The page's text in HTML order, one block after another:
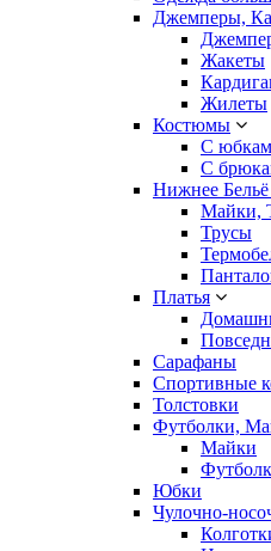
Джемперы,
Жакеты
Жилеты
Костюмы
С
С
Нижнее
Майки,
Трусы
Платья
Сарафаны
Спортивные
Толстовки
Футболки,
Майки
Юбки
Чулочно-